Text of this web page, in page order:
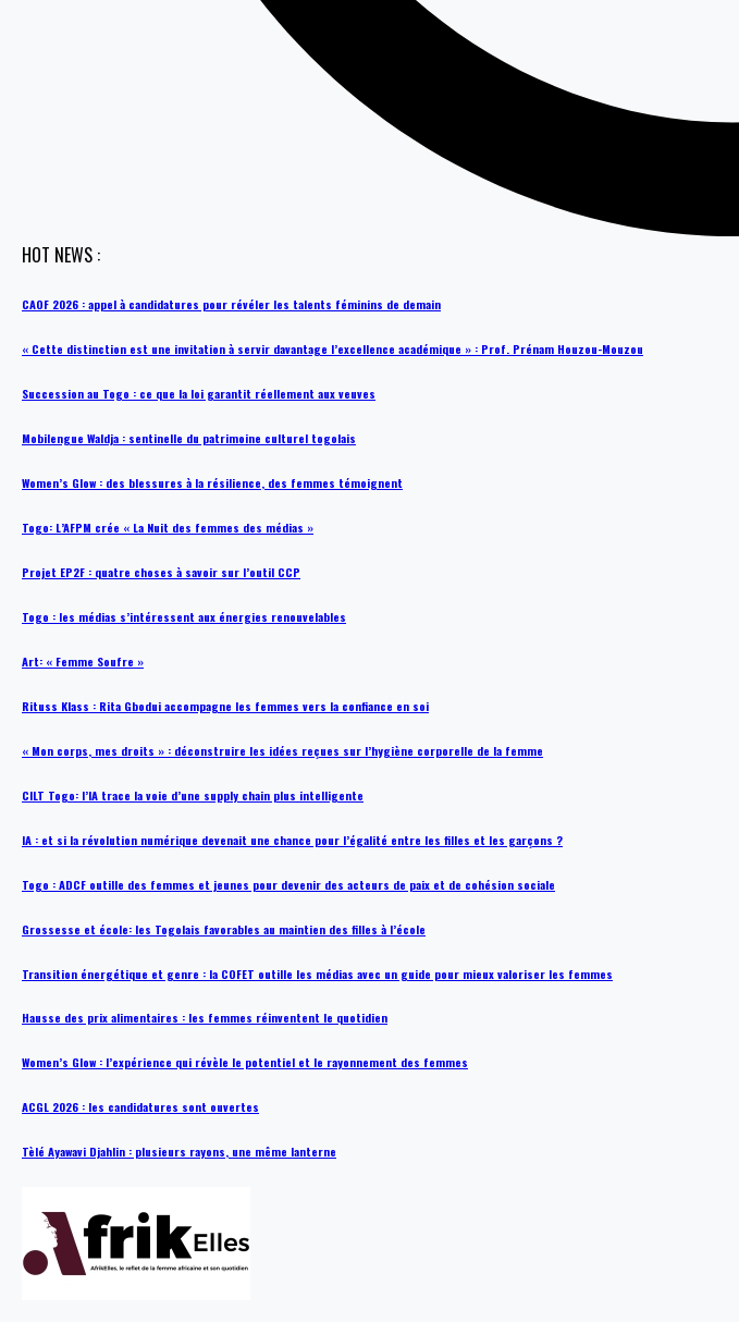
HOT NEWS :
CAOF 2026 : appel à candidatures pour révéler les talents féminins de demain
« Cette distinction est une invitation à servir davantage l’excellence académique » : Prof. Prénam Houzou-Mouzou
Succession au Togo : ce que la loi garantit réellement aux veuves
Mobilengue Waldja : sentinelle du patrimoine culturel togolais
Women’s Glow : des blessures à la résilience, des femmes témoignent
Togo: L’AFPM crée « La Nuit des femmes des médias »
Projet EP2F : quatre choses à savoir sur l’outil CCP
Togo : les médias s’intéressent aux énergies renouvelables
Art: « Femme Soufre »
Rituss Klass : Rita Gbodui accompagne les femmes vers la confiance en soi
« Mon corps, mes droits » : déconstruire les idées reçues sur l’hygiène corporelle de la femme
CILT Togo: l’IA trace la voie d’une supply chain plus intelligente
IA : et si la révolution numérique devenait une chance pour l’égalité entre les filles et les garçons ?
Togo : ADCF outille des femmes et jeunes pour devenir des acteurs de paix et de cohésion sociale
Grossesse et école: les Togolais favorables au maintien des filles à l’école
Transition énergétique et genre : la COFET outille les médias avec un guide pour mieux valoriser les femmes
Hausse des prix alimentaires : les femmes réinventent le quotidien
Women’s Glow : l’expérience qui révèle le potentiel et le rayonnement des femmes
ACGL 2026 : les candidatures sont ouvertes
Tèlé Ayawavi Djahlin : plusieurs rayons, une même lanterne